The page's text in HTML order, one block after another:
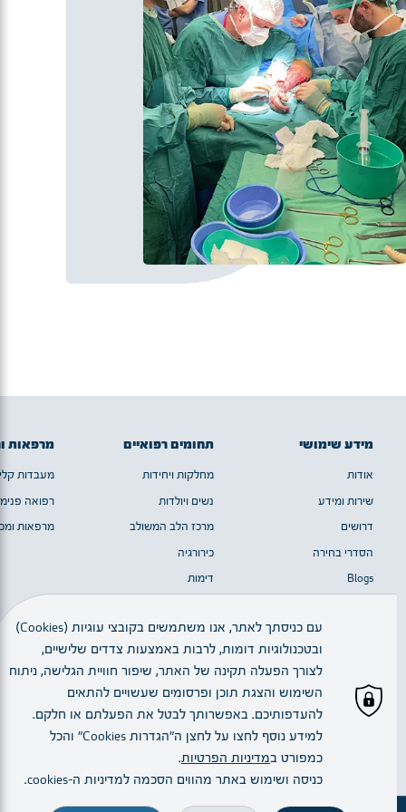
כולל אלו המצריכות אשפוז מחלימות ללא טיפול
ניתוחי. במחלקה יש צוות סיעודי ורפואי המיומן
מאוד בטיפול בנפגעי כוויות, עם מנעד רחב של
טיפולים מקומיים בכוויות, וצוות המחלקה מסייע
ומדריך כיצד לשמור על הכוויה נקייה ולא
מזוהמת ומנחה את המטופלים כיצד ניתן
להקטין את הפגיעה האסתטית והתפקודית
עקב הצלקות.
בין היתר מוצעות חבישות שונות כמו חבישות
לחץ וחבישות סיליקון לשיפור מראה הצלקת,
טיפולים פיזיותרפיים ותמיכה תפקודית ונפשית
בכל הקשור לפגיעה בדימוי גוף.
מידע שימושי
אודות
שירות ומידע
דרושים
הסדרי בחירה
Blogs
תחומים רפואיים
מחלקות ויחידות
נשים ויולדות
מרכז הלב המשולב
כירורגיה
דימות
מרפאות
מעבדות
רפואה
מרפאות
עברית
עם כניסתך לאתר, אנו משתמשים בקובצי עוגיות (Cookies)
ובטכנולוגיות דומות, לרבות באמצעות צדדים שלישיים,
לצורך הפעלה תקינה של האתר, שיפור חוויית הגלישה, ניתוח
השימוש והצגת תוכן ופרסומים שעשויים להתאים
להעדפותיכם. באפשרותך לבטל את הפעלתם או חלקם.
למידע נוסף לחצו על לחצן ה"הגדרות Cookies" והכל
כמפורט במדיניות הפרטיות.
כניסה ושימוש באתר מהווים הסכמה למדיניות ה–cookies.